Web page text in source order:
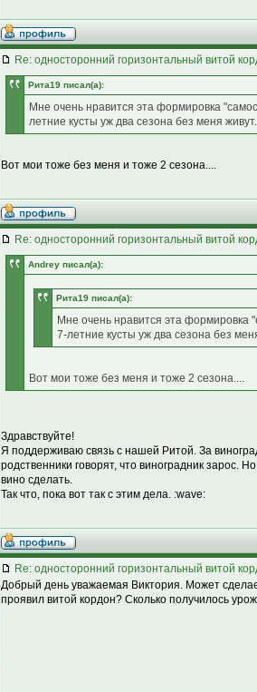
Re: односторонний горизонтальный витой
Рита19 писал(а):
Мне очень нравится эта формировка
летние кусты уж два сезона без меня
Вот мои тоже без меня и тоже 2 сезона....
Re: односторонний горизонтальный витой
Andrey писал(а):
Рита19 писал(а):
Мне очень нравится эта формировка
7-летние кусты уж два сезона без
Вот мои тоже без меня и тоже 2 сезона....
Здравствуйте!
Я поддерживаю связь с нашей Ритой. За
родственники говорят, что виноградник зарос.
вино сделать.
Так что, пока вот так с этим дела. :wave:
Re: односторонний горизонтальный витой
Добрый день уважаемая Виктория. Может
проявил витой кордон? Сколько получилось